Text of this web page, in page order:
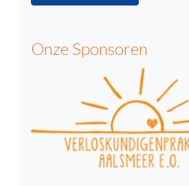
Onze Sponsoren